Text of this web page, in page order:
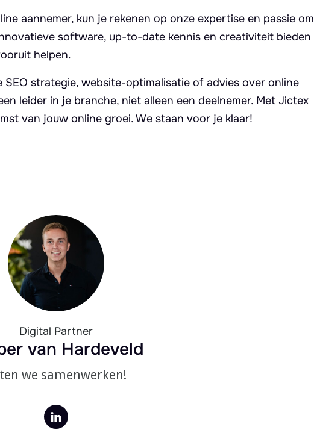
aannemer, kun je rekenen op onze expertise en passie om
software, up-to-date kennis en creativiteit bieden
helpen.
strategie, website-optimalisatie of advies over online
leider in je branche, niet alleen een deelnemer. Met Jictex
van jouw online groei. We staan voor je klaar!
Digital Partner
van Hardeveld
we samenwerken!
